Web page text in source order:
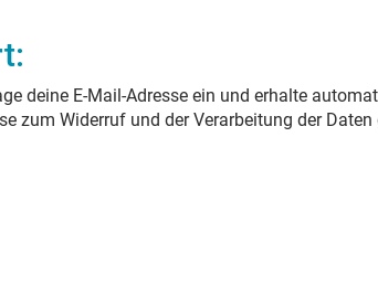
deine E-Mail-Adresse ein und erhalte
zum Widerruf und der Verarbeitung der